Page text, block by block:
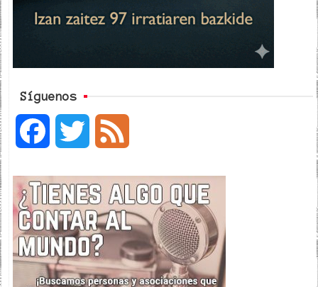
Síguenos
c
e
b
i
t
t
e
d